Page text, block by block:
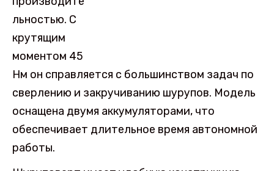
льностью. С
крутящим
моментом 45
Нм он справляется с большинством задач по
сверлению и закручиванию шурупов. Модель
оснащена двумя аккумуляторами, что
обеспечивает длительное время автономной
работы.